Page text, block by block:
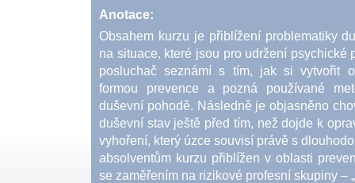
Anotace:
Obsahem kurzu je přiblížení problematiky
na situace, které jsou pro udržení psychické
posluchač seznámí s tím, jak si vytvořit
formou prevence a pozná používané
duševní pohodě. Následně je objasněno
duševní stav ještě před tím, než dojde k
vyhoření, který úzce souvisí právě s
absolventům kurzu přiblížen v oblasti
se zaměřením na rizikové profesní skupiny –